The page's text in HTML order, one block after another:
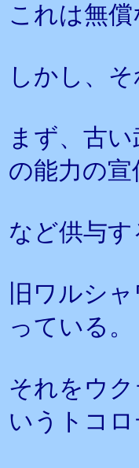
これは無償
しかし、
まず、古
の能力の宣
など供与
旧ワルシ
っている。
それをウ
いうトコロ